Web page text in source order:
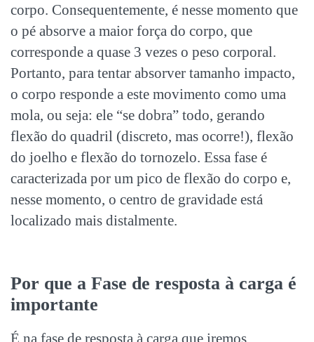
corpo. Consequentemente, é nesse momento que
o pé absorve a maior força do corpo, que
corresponde a quase 3 vezes o peso corporal.
Portanto, para tentar absorver tamanho impacto,
o corpo responde a este movimento como uma
mola, ou seja: ele “se dobra” todo, gerando
flexão do quadril (discreto, mas ocorre!), flexão
do joelho e flexão do tornozelo. Essa fase é
caracterizada por um pico de flexão do corpo e,
nesse momento, o centro de gravidade está
localizado mais distalmente.
Por que a Fase de resposta à carga é
importante
É na fase de resposta à carga que iremos